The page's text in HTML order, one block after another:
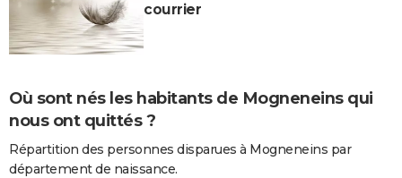
courrier
Où sont nés les habitants de Mogneneins qui
nous ont quittés ?
Répartition des personnes disparues à Mogneneins par
département de naissance.